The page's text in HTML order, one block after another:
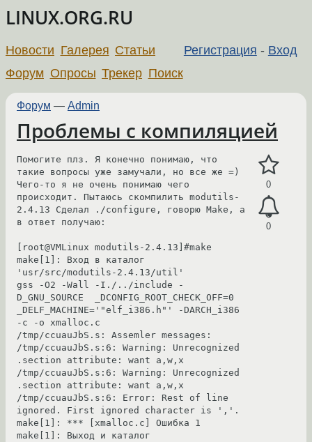
LINUX.ORG.RU
Регистрация - Вход
Новости Галерея Статьи
Форум Опросы Трекер Поиск
Форум — Admin
Проблемы с компиляцией
0
0
Помогите плз. Я конечно понимаю, что
такие вопросы уже замучали, но все же =)
Чего-то я не очень понимаю чего
происходит. Пытаюсь скомпилить modutils-
2.4.13 Сделал ./configure, говорю Make, а
в ответ получаю:
[root@VMLinux modutils-2.4.13]#make
make[1]: Вход в каталог
'usr/src/modutils-2.4.13/util'
gss -O2 -Wall -I./../include -
D_GNU_SOURCE  _DCONFIG_ROOT_CHECK_OFF=0
_DELF_MACHINE='"elf_i386.h"' -DARCH_i386
-c -o xmalloc.c
/tmp/ccuauJbS.s: Assemler messages:
/tmp/ccuauJbS.s:6: Warning: Unrecognized
.section attribute: want a,w,x
/tmp/ccuauJbS.s:6: Warning: Unrecognized
.section attribute: want a,w,x
/tmp/ccuauJbS.s:6: Error: Rest of line
ignored. First ignored character is ','.
make[1]: *** [xmalloc.c] Ошибка 1
make[1]: Выход и каталог